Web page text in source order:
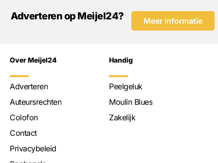
Adverteren op Meijel24? Meer informatie
Over Meijel24
Adverteren
Auteursrechten
Colofon
Contact
Privacybeleid
Handig
Peelgeluk
Moulin Blues
Zakelijk